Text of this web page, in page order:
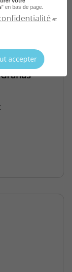
" en bas de page.
et
accepter